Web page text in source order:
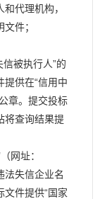
代理机构，
件；
被执行人”的
供在“信用中
章。提交投标
将查询结果提
网址：
法失信企业名
件提供“国家